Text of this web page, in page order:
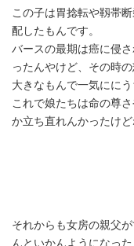
この子は胃捻転や靱帯
配したもんです。
バースの最期は癌に侵
ったんやけど、その時
大きなもんで一気にに
これで娘たちは命の尊
か立ち直れんかったけど
それからも女房の親父
んといかんようになっ